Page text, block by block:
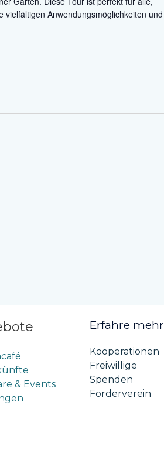
Anwendungsmöglichkeiten und
& Events
Erfahre mehr
Kooperationen
Freiwillige
Spenden
Förderverein